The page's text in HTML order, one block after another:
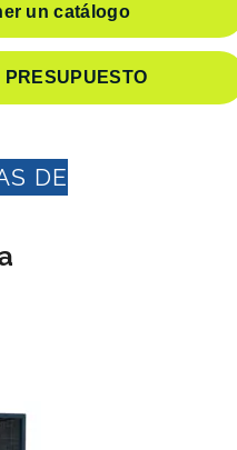
un catálogo
PRESUPUESTO
DE